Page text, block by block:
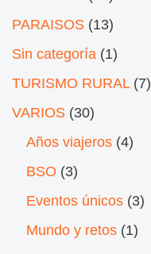
PARAISOS (13)
Sin categoría (1)
TURISMO RURAL(7)
VARIOS (30)
Años viajeros (4)
BSO (3)
Eventos únicos (3)
Mundo y retos (1)